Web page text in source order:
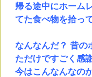
帰る途中にホーム
てた食べ物を拾っ
なんなんだ？ 昔の
ただけですごく感
今はこんなんなの